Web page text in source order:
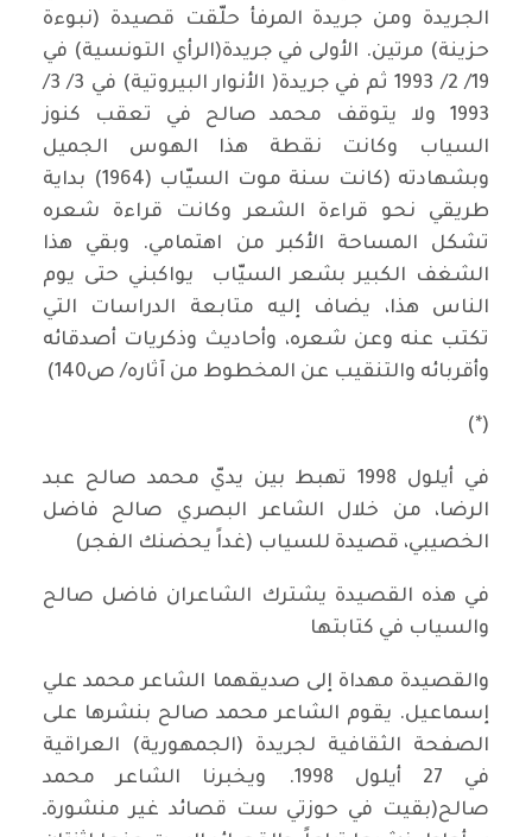
الجريدة ومن جريدة المرفأ حلّقت قصيدة (نبوءة
حزينة) مرتين. الأولى في جريدة(الرأي التونسية) في
19/ 2/ 1993 ثم في جريدة( الأنوار البيروتية) في 3/ 3/
1993 ولا يتوقف محمد صالح في تعقب كنوز
السياب وكانت نقطة هذا الهوس الجميل
وبشهادته (كانت سنة موت السيّاب (1964) بداية
طريقي نحو قراءة الشعر وكانت قراءة شعره
تشكل المساحة الأكبر من اهتمامي. وبقي هذا
الشغف الكبير بشعر السيّاب يواكبني حتى يوم
الناس هذا، يضاف إليه متابعة الدراسات التي
تكتب عنه وعن شعره، وأحاديث وذكريات أصدقائه
وأقربائه والتنقيب عن المخطوط من آثاره/ ص140)
(*)
في أيلول 1998 تهبط بين يديّ محمد صالح عبد
الرضا، من خلال الشاعر البصري صالح فاضل
الخصيبي، قصيدة للسياب (غداً يحضنك الفجر)
في هذه القصيدة يشترك الشاعران فاضل صالح
والسياب في كتابتها
والقصيدة مهداة إلى صديقهما الشاعر محمد علي
إسماعيل. يقوم الشاعر محمد صالح بنشرها على
الصفحة الثقافية لجريدة (الجمهورية) العراقية
في 27 أيلول 1998. ويخبرنا الشاعر محمد
صالح(بقيت في حوزتي ست قصائد غير منشورةـ